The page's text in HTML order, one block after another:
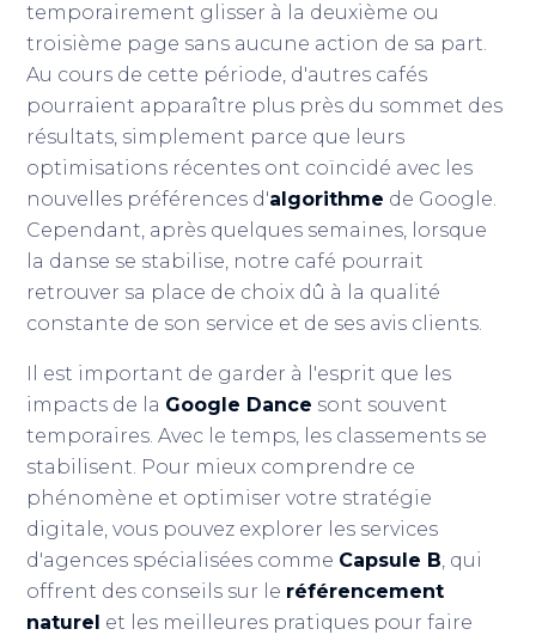
temporairement glisser à la deuxième ou
troisième page sans aucune action de sa part.
Au cours de cette période, d'autres cafés
pourraient apparaître plus près du sommet des
résultats, simplement parce que leurs
optimisations récentes ont coïncidé avec les
nouvelles préférences d'algorithme de Google.
Cependant, après quelques semaines, lorsque
la danse se stabilise, notre café pourrait
retrouver sa place de choix dû à la qualité
constante de son service et de ses avis clients.
Il est important de garder à l'esprit que les
impacts de la Google Dance sont souvent
temporaires. Avec le temps, les classements se
stabilisent. Pour mieux comprendre ce
phénomène et optimiser votre stratégie
digitale, vous pouvez explorer les services
d'agences spécialisées comme Capsule B, qui
offrent des conseils sur le référencement
naturel et les meilleures pratiques pour faire